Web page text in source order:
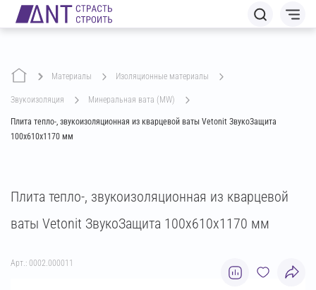
Материалы изоляционные материалы
звукоизоляция минеральная вата (MW)
Плита тепло-, звукоизоляционная из кварцевой ваты Vetonit ЗвукоЗащита
100х610х1170 мм
Плита тепло-, звукоизоляционная из кварцевой
ваты Vetonit ЗвукоЗащита 100х610х1170 мм
Арт.: 0002.000011